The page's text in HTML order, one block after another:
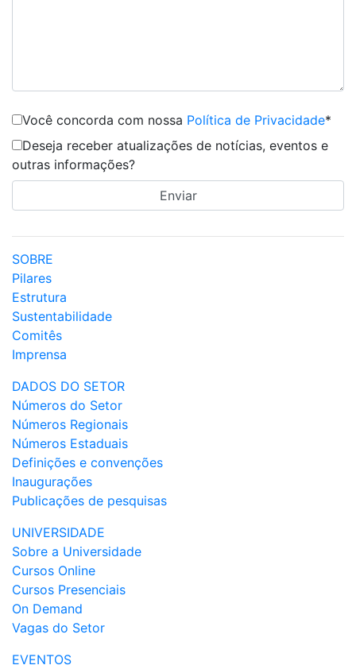
Você concorda com nossa Política de Privacidade*
Deseja receber atualizações de notícias, eventos e
outras informações?
SOBRE
Pilares
Estrutura
Sustentabilidade
Comitês
Imprensa
DADOS DO SETOR
Números do Setor
Números Regionais
Números Estaduais
Definições e convenções
Inaugurações
Publicações de pesquisas
UNIVERSIDADE
Sobre a Universidade
Cursos Online
Cursos Presenciais
On Demand
Vagas do Setor
EVENTOS